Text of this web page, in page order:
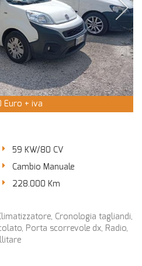
Euro + iva
59 KW/80 CV
Cambio Manuale
228.000 Km
Cronologia tagliandi,
Porta scorrevole dx, Radio,